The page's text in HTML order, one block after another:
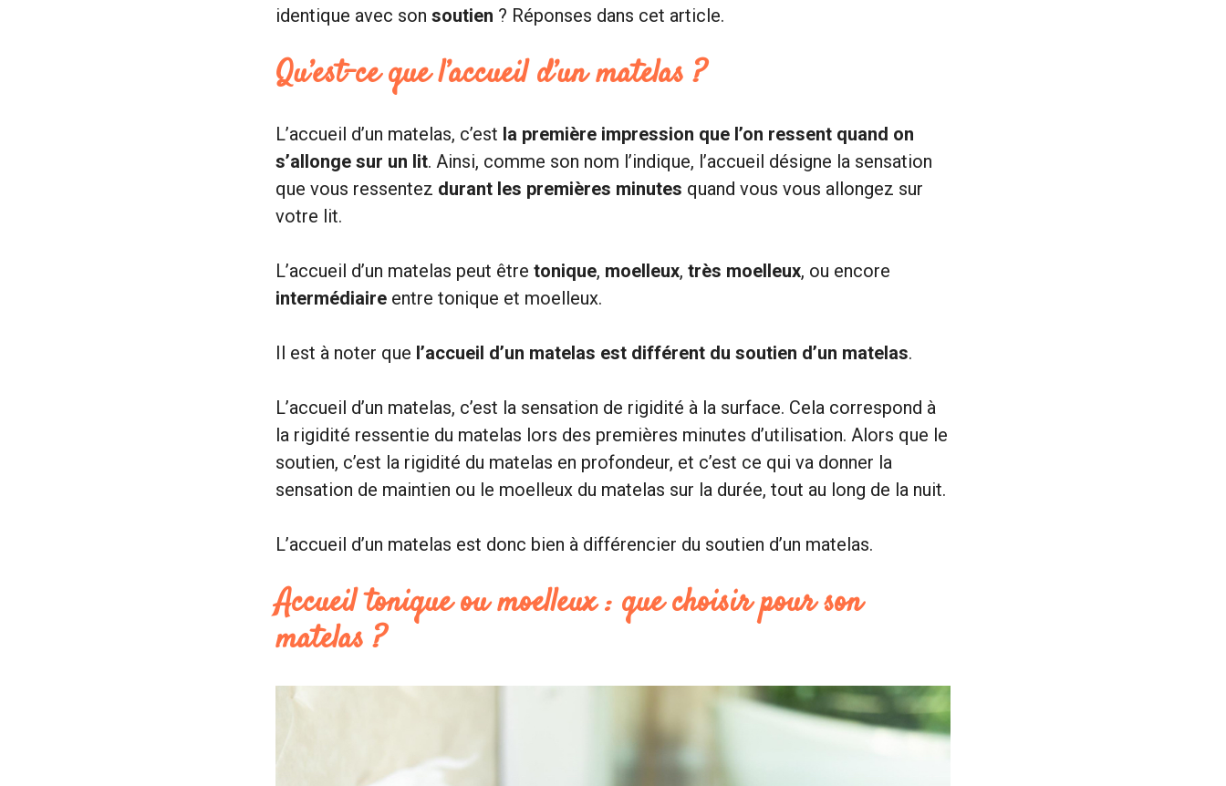
identique avec son soutien ? Réponses dans cet article.
Qu’est-ce que l’accueil d’un matelas ?
L’accueil d’un matelas, c’est la première impression que l’on ressent quand on
s’allonge sur un lit. Ainsi, comme son nom l’indique, l’accueil désigne la sensation
que vous ressentez durant les premières minutes quand vous vous allongez sur
votre lit.
L’accueil d’un matelas peut être tonique, moelleux, très moelleux, ou encore
intermédiaire entre tonique et moelleux.
Il est à noter que l’accueil d’un matelas est différent du soutien d’un matelas.
L’accueil d’un matelas, c’est la sensation de rigidité à la surface. Cela correspond à
la rigidité ressentie du matelas lors des premières minutes d’utilisation. Alors que le
soutien, c’est la rigidité du matelas en profondeur, et c’est ce qui va donner la
sensation de maintien ou le moelleux du matelas sur la durée, tout au long de la nuit.
L’accueil d’un matelas est donc bien à différencier du soutien d’un matelas.
Accueil tonique ou moelleux : que choisir pour son
matelas ?